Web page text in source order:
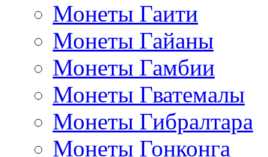
Монеты Гаити
Монеты Гайаны
Монеты Гамбии
Монеты Гватемалы
Монеты Гибралтара
Монеты Гонконга